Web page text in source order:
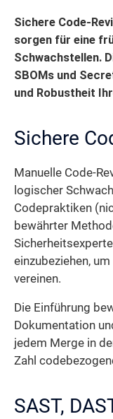
Sichere Code-
sorgen für eine
Schwachstellen.
SBOMs und
und Robustheit
Sichere
Manuelle Code-
logischer
Codepraktiken
bewährter
einzubeziehen,
vereinen.
Die Einführung
Dokumentation
jedem Merge in
Zahl
SAST,